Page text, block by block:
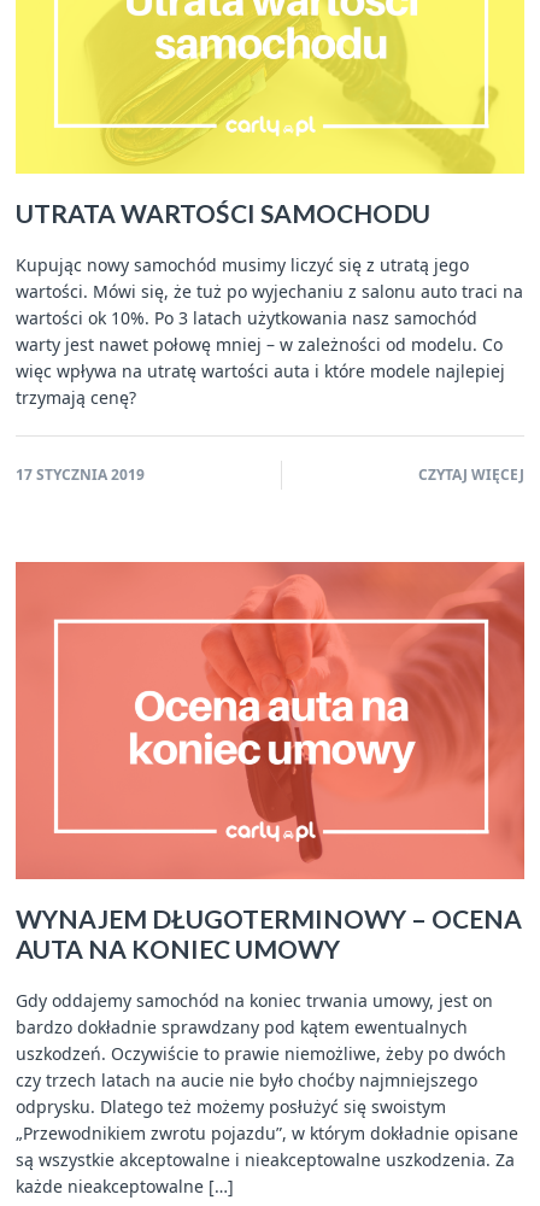
UTRATA WARTOŚCI SAMOCHODU
Kupując nowy samochód musimy liczyć się z utratą jego
wartości. Mówi się, że tuż po wyjechaniu z salonu auto traci na
wartości ok 10%. Po 3 latach użytkowania nasz samochód
warty jest nawet połowę mniej – w zależności od modelu. Co
więc wpływa na utratę wartości auta i które modele najlepiej
trzymają cenę?
17 STYCZNIA 2019 CZYTAJ WIĘCEJ
WYNAJEM DŁUGOTERMINOWY – OCENA
AUTA NA KONIEC UMOWY
Gdy oddajemy samochód na koniec trwania umowy, jest on
bardzo dokładnie sprawdzany pod kątem ewentualnych
uszkodzeń. Oczywiście to prawie niemożliwe, żeby po dwóch
czy trzech latach na aucie nie było choćby najmniejszego
odprysku. Dlatego też możemy posłużyć się swoistym
„Przewodnikiem zwrotu pojazdu”, w którym dokładnie opisane
są wszystkie akceptowalne i nieakceptowalne uszkodzenia. Za
każde nieakceptowalne […]